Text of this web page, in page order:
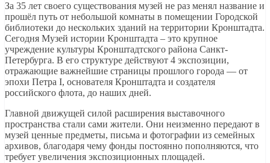
За 35 лет своего существования музей не раз менял название и
прошёл путь от небольшой комнаты в помещении Городской
библиотеки до нескольких зданий на территории Кронштадта.
Сегодня Музей истории Кронштадта – это крупное
учреждение культуры Кронштадтского района Санкт-
Петербурга. В его структуре действуют 4 экспозиции,
отражающие важнейшие страницы прошлого города — от
эпохи Петра I, основателя Кронштадта и создателя
российского флота, до наших дней.
Главной движущей силой расширения выставочного
пространства стали сами жители. Они неизменно передают в
музей ценные предметы, письма и фотографии из семейных
архивов, благодаря чему фонды постоянно пополняются, что
требует увеличения экспозиционных площадей.